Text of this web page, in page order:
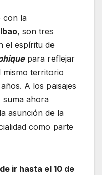
con la
, son tres
el espíritu de
para reflejar
territorio
A los paisajes
suma ahora
asunción de la
como parte
ir hasta el 10 de